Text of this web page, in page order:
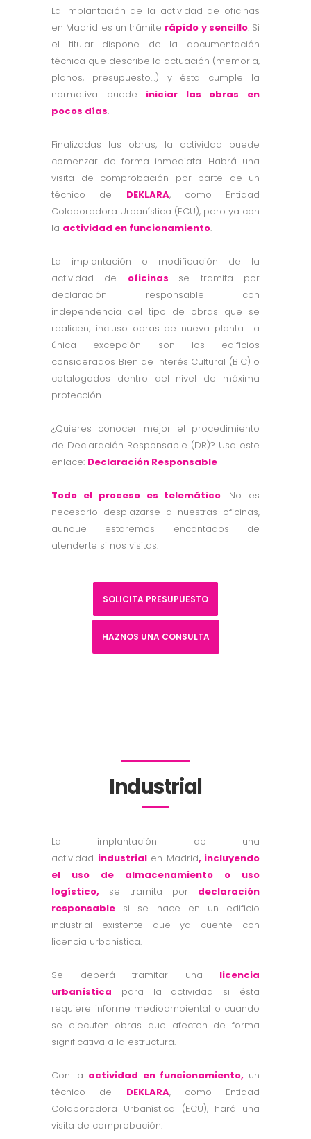
La implantación de la actividad de oficinas
en Madrid es un trámite rápido y sencillo. Si
el titular dispone de la documentación
técnica que describe la actuación (memoria,
planos, presupuesto…) y ésta cumple la
normativa puede iniciar las obras en
pocos días.
Finalizadas las obras, la actividad puede
comenzar de forma inmediata. Habrá una
visita de comprobación por parte de un
técnico de DEKLARA, como Entidad
Colaboradora Urbanística (ECU), pero ya con
la actividad en funcionamiento.
La implantación o modificación de la
actividad de oficinas se tramita por
declaración responsable con
independencia del tipo de obras que se
realicen; incluso obras de nueva planta. La
única excepción son los edificios
considerados Bien de Interés Cultural (BIC) o
catalogados dentro del nivel de máxima
protección.
¿Quieres conocer mejor el procedimiento
de Declaración Responsable (DR)? Usa este
enlace: Declaración Responsable
Todo el proceso es telemático. No es
necesario desplazarse a nuestras oficinas,
aunque estaremos encantados de
atenderte si nos visitas.
SOLICITA PRESUPUESTO
HAZNOS UNA CONSULTA
Industrial
La implantación de una
actividad industrialen Madrid, incluyendo
el uso de almacenamiento o uso
logístico, se tramita por declaración
responsable si se hace en un edificio
industrial existente que ya cuente con
licencia urbanística.
Se deberá tramitar una licencia
urbanística para la actividad si ésta
requiere informe medioambiental o cuando
se ejecuten obras que afecten de forma
significativa a la estructura.
Con la actividad en funcionamiento, un
técnico de DEKLARA, como Entidad
Colaboradora Urbanística (ECU), hará una
visita de comprobación.